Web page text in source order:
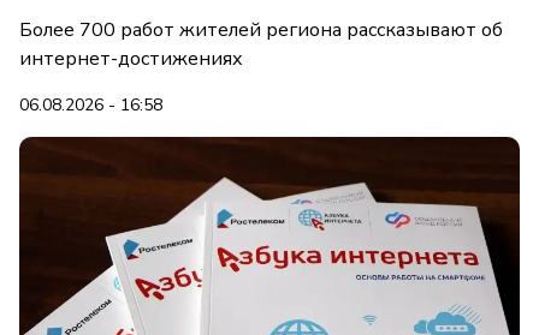
Более 700 работ жителей региона рассказывают об
интернет-достижениях
06.08.2026 - 16:58